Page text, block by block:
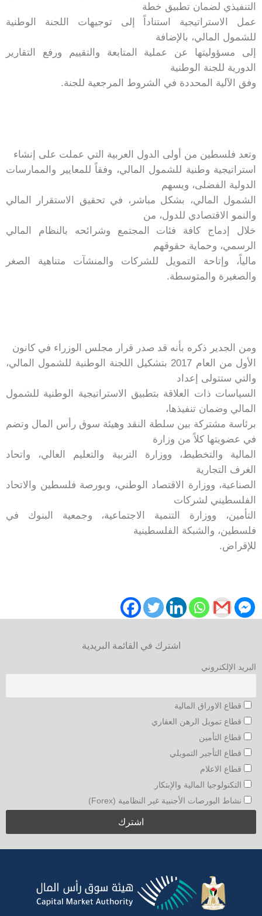
التنفيذي لضمان تطبيق خطة
عمل الاستراتيجية استناداً إلى توجيهات اللجنة الوطنية
للشمول المالي، بالإضافة
إلى مسؤوليتها عن عملية المتابعة والتقييم ورفع التقارير
الدورية للجنة الوطنية
وفق الآلية المحددة في الشروط المرجعية للجنة.
وتعد فلسطين من أولى الدول العربية التي عملت على إنشاء
استراتيجية وطنية للشمول المالي، وفقاً للمعايير والممارسات
الدولية الفضلى، ويسهم
الشمول المالي، بشكل مباشر، في تحقيق الاستقرار المالي
والنمو الاقتصادي للدول، من
خلال إدماج كافة فئات المجتمع وشرائحه بالنظام المالي
الرسمي، وحماية حقوقهم
مالياً، وإتاحة التمويل للشركات والمنشآت متناهية الصغر
والصغيرة والمتوسطة.
ومن الجدير ذكره بأنه قد صدر قرار مجلس الوزراء في كانون
الأول من العام 2017 بتشكيل اللجنة الوطنية للشمول المالي،
والتي ستتولى إعداد
السياسات ذات العلاقة بتطبيق الاستراتيجية الوطنية للشمول
المالي وضمان تنفيذها،
برئاسة مشتركة بين سلطة النقد وهيئة سوق رأس المال وتضم
في عضويتها كلاً من وزارة
المالية والتخطيط، ووزارة التربية والتعليم العالي، واتحاد
الغرف التجارية
الصناعية، ووزارة الاقتصاد الوطني، وبورصة فلسطين والاتحاد
الفلسطيني لشركات
التأمين، ووزارة التنمية الاجتماعية، وجمعية البنوك في
فلسطين، والشبكة الفلسطينية
للإقراض.
اشترك في القائمة البريدية
البريد الإلكتروني
قطاع الاوراق المالية
قطاع تمويل الرهن العقاري
قطاع التأمين
قطاع التأجير التمويلي
قطاع الاعلام
التكنولوجيا المالية والإبتكار
نشاط البورصات الأجنبية غير النظامية (Forex)